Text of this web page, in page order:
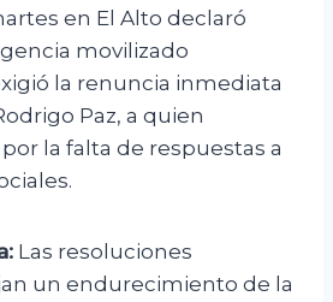
en El Alto declaró
movilizado
la renuncia inmediata
Paz, a quien
la falta de respuestas a
Las resoluciones
un endurecimiento de la